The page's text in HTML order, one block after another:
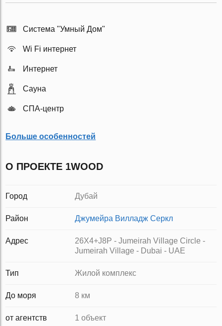
Система "Умный Дом"
Wi Fi интернет
Интернет
Сауна
СПА-центр
Больше особенностей
О ПРОЕКТЕ 1WOOD
Город Дубай
Район Джумейра Вилладж Серкл
Адрес
26X4+J8P - Jumeirah Village Circle -
Jumeirah Village - Dubai - UAE
Тип Жилой комплекс
До моря 8 км
от агентств 1 объект